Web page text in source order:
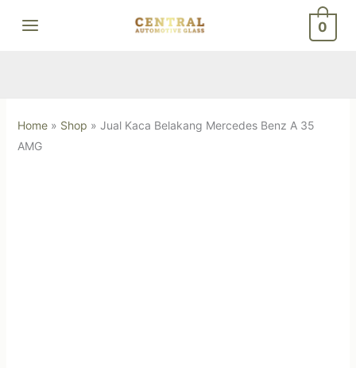
0
Home» Shop » Jual Kaca Belakang Mercedes Benz A 35
AMG